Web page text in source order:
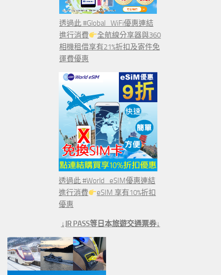
透過此 #Global_WiFi優惠連結
進行消費
全航線分享器與360
相機租借享有21%折扣及寄件免
運費優惠
透過此 #World_eSIM優惠連結
進行消費
eSIM 享有10%折扣
優惠
↓JR PASS等日本旅遊交通票券↓